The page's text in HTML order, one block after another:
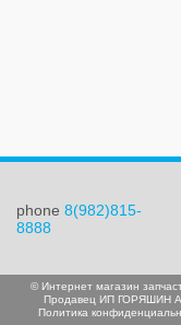
phone 8(982)815-
8888
© Интернет магазин
Продавец ИП ГОРЯШИН
Политика